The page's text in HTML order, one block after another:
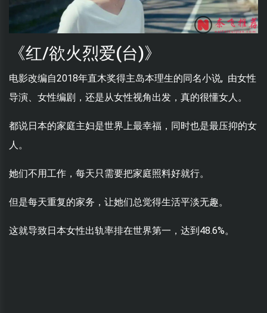
《红/欲火烈爱(台)》
电影改编自2018年直木奖得主岛本理生的同名小说, 由女性
导演、女性编剧，还是从女性视角出发，真的很懂女人。
都说日本的家庭主妇是世界上最幸福，同时也是最压抑的女
人。
她们不用工作，每天只需要把家庭照料好就行。
但是每天重复的家务，让她们总觉得生活平淡无趣。
这就导致日本女性出轨率排在世界第一，达到48.6%。